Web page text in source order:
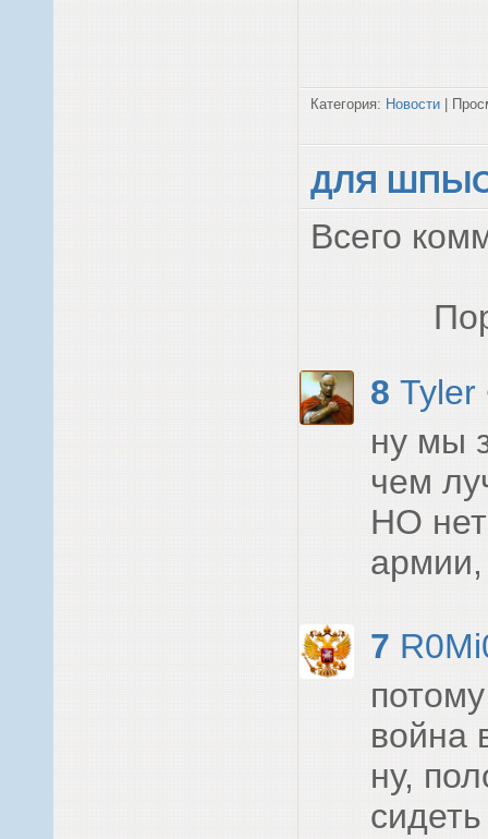
Категория: Новости |
ДЛЯ
Всего
8 Tyler
ну мы
чем
НО нет
армии,
7
война
ну,